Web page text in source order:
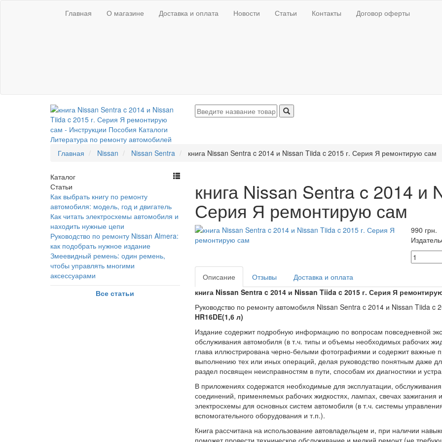
Главная О магазине Доставка и оплата Новости Статьи Контакты Договор оферты
Главная Nissan Nissan Sentra книга Nissan Sentra c 2014 и Nissan Tiida c 2015 г. Серия Я ремонтирую сам
Каталог
Статьи
Как выбрать книгу по ремонту
автомобиля: модель, год и двигатель
Как читать электросхемы автомобиля и
находить нужные цепи
Руководство по ремонту Nissan Almera:
как подобрать нужное издание
Змеевидный ремень: один ремень,
чтобы управлять многими
аксессуарами
Все статьи
книга Nissan Sentra c 2014 и
Серия Я ремонтирую сам
990 грн.
Описание Отзывы
Доставка и оплата
книга Nissan Sentra c 2014 и Nissan Tiida c 2015 г. Серия Я
Руководство по ремонту автомобиля Nissan Sentra c 2014 и Nissan Tiida c
HR16DE(1,6 л)
Издание содержит подробную информацию по вопросам повседневной
обслуживания автомобиля (в т.ч. типы и объемы необходимых рабочих
глава иллюстрирована черно-белыми фотографиями и содержит важные
выполнению тех или иных операций, делая руководство понятным даже
раздел посвящен неисправностям в пути, способам их диагностики и
В приложениях содержатся необходимые для эксплуатации,
соединений, применяемых рабочих жидкостях, лампах, свечах зажигания
электросхемы для основных систем автомобиля (в т.ч. системы
вспомогательного оборудования и т.п.).
Книга рассчитана на использование автовладельцем и, при наличии
поможет провести техническое обслуживание и мелкий ремонт (не